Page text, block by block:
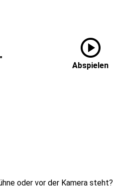
play_circle
Abspielen
oder vor der Kamera steht?